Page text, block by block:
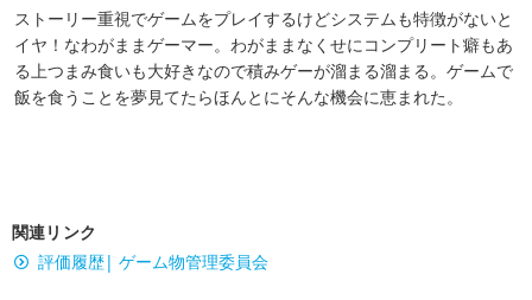
ストーリー重視でゲームをプレイするけどシステムも特徴がないと
イヤ！なわがままゲーマー。わがままなくせにコンプリート癖もあ
る上つまみ食いも大好きなので積みゲーが溜まる溜まる。ゲームで
飯を食うことを夢見てたらほんとにそんな機会に恵まれた。
関連リンク
評価履歴| ゲーム物管理委員会